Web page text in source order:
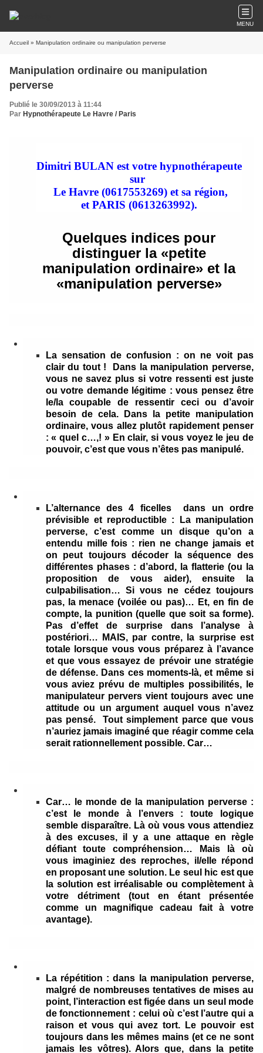
MENU
Accueil » Manipulation ordinaire ou manipulation perverse
Manipulation ordinaire ou manipulation
perverse
Publié le 30/09/2013 à 11:44
Par Hypnothérapeute Le Havre / Paris
Dimitri BULAN est votre hypnothérapeute
sur
Le Havre (0617553269) et sa région,
et PARIS (0613263992).
Quelques indices pour
distinguer la «petite
manipulation ordinaire» et la
«manipulation perverse»
La sensation de confusion : on ne voit pas
clair du tout ! Dans la manipulation perverse,
vous ne savez plus si votre ressenti est juste
ou votre demande légitime : vous pensez être
le/la coupable de ressentir ceci ou d’avoir
besoin de cela. Dans la petite manipulation
ordinaire, vous allez plutôt rapidement penser
: « quel c…,! » En clair, si vous voyez le jeu de
pouvoir, c’est que vous n’êtes pas manipulé.
L’alternance des 4 ficelles dans un ordre
prévisible et reproductible : La manipulation
perverse, c’est comme un disque qu’on a
entendu mille fois : rien ne change jamais et
on peut toujours décoder la séquence des
différentes phases : d’abord, la flatterie (ou la
proposition de vous aider), ensuite la
culpabilisation… Si vous ne cédez toujours
pas, la menace (voilée ou pas)… Et, en fin de
compte, la punition (quelle que soit sa forme).
Pas d’effet de surprise dans l’analyse à
postériori… MAIS, par contre, la surprise est
totale lorsque vous vous préparez à l’avance
et que vous essayez de prévoir une stratégie
de défense. Dans ces moments-là, et même si
vous aviez prévu de multiples possibilités, le
manipulateur pervers vient toujours avec une
attitude ou un argument auquel vous n’avez
pas pensé. Tout simplement parce que vous
n’auriez jamais imaginé que réagir comme cela
serait rationnellement possible. Car…
Car… le monde de la manipulation perverse :
c’est le monde à l’envers : toute logique
semble disparaître. Là où vous vous attendiez
à des excuses, il y a une attaque en règle
défiant toute compréhension… Mais là où
vous imaginiez des reproches, il/elle répond
en proposant une solution. Le seul hic est que
la solution est irréalisable ou complètement à
votre détriment (tout en étant présentée
comme un magnifique cadeau fait à votre
avantage).
La répétition : dans la manipulation perverse,
malgré de nombreuses tentatives de mises au
point, l’interaction est figée dans un seul mode
de fonctionnement : celui où c’est l’autre qui a
raison et vous qui avez tort. Le pouvoir est
toujours dans les mêmes mains (et ce ne sont
jamais les vôtres). Alors que, dans la petite